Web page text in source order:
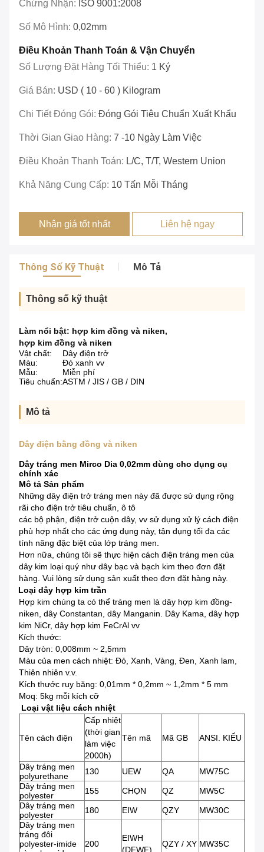
Chứng Nhận: ISO 9001:2008
Số Mô Hình: 0,02mm
Điều Khoản Thanh Toán & Vận Chuyển
Số Lượng Đặt Hàng Tối Thiểu: 1 Ký
Giá Bán: USD ( 10 - 60 ) Kilogram
Chi Tiết Đóng Gói: Đóng Gói Tiêu Chuẩn Xuất Khẩu
Thời Gian Giao Hàng: 7 -10 Ngày Làm Việc
Điều Khoản Thanh Toán: L/c, T/T, Western Union
Khả Năng Cung Cấp: 10 Tấn Mỗi Tháng
Nhận giá tốt nhất Liên hệ ngay
Thông Số Kỹ Thuật Mô Tả
Thông số kỹ thuật
Làm nổi bật: hợp kim đồng và niken,
hợp kim đồng và niken
Vật chất:
Dây điện trở
Màu:
Đỏ xanh vv
Mẫu:
Miễn phí
Tiêu chuẩn:ASTM / JIS / GB / DIN
Mô tả
Dây điện bằng đồng và niken
Dây tráng men Mirco Dia 0,02mm dùng cho dụng cụ
chính xác
Mô tả Sản phẩm
Những dây điện trở tráng men này đã được sử dụng rộng
rãi cho điện trở tiêu chuẩn, ô tô
các bộ phận, điện trở cuộn dây, vv sử dụng xử lý cách điện
phù hợp nhất cho các ứng dụng này, tận dụng tối đa các
tính năng đặc biệt của lớp tráng men.
Hơn nữa, chúng tôi sẽ thực hiện cách điện tráng men của
dây kim loại quý như dây bạc và bạch kim theo đơn đặt
hàng. Vui lòng sử dụng sản xuất theo đơn đặt hàng này.
Loại dây hợp kim trần
Hợp kim chúng ta có thể tráng men là dây hợp kim đồng-
niken, dây Constantan, dây Manganin. Dây Kama, dây hợp
kim NiCr, dây hợp kim FeCrAl vv
Kích thước:
Dây tròn: 0,008mm ~ 2,5mm
Màu của men cách nhiệt: Đỏ, Xanh, Vàng, Đen, Xanh lam,
Thiên nhiên v.v.
Kích thước ruy băng: 0,01mm * 0,2mm ~ 1,2mm * 5 mm
Moq: 5kg mỗi kích cỡ
Loại vật liệu cách nhiệt
Tên cách điện
Cấp nhiệt
(thời gian
làm việc
2000h)
Tên mã Mã GB ANSI. KIỂU
Dây tráng men
polyurethane
130 UEW QA
MW75C
Dây tráng men
polyester
155 CHỌN QZ
MW5C
Dây tráng men
polyester
180 EIW QZY
MW30C
Dây tráng men
tráng đôi
polyester-imide
200
EIWH
(DFWF)
QZY / XY MW35C